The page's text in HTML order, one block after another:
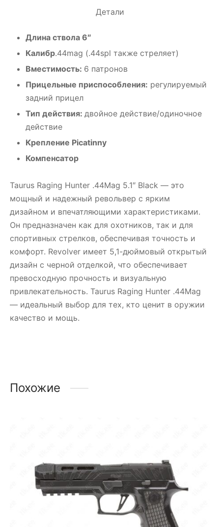
Детали
Длина ствола 6″
Калибр.44mag (.44spl также стреляет)
Вместимость: 6 патронов
Прицельные приспособления: регулируемый
задний прицел
Тип действия: двойное действие/одиночное
действие
Крепление Picatinny
Компенсатор
Taurus Raging Hunter .44Mag 5.1″ Black — это
мощный и надежный револьвер с ярким
дизайном и впечатляющими характеристиками.
Он предназначен как для охотников, так и для
спортивных стрелков, обеспечивая точность и
комфорт. Revolver имеет 5,1-дюймовый открытый
дизайн с черной отделкой, что обеспечивает
превосходную прочность и визуальную
привлекательность. Taurus Raging Hunter .44Mag
— идеальный выбор для тех, кто ценит в оружии
качество и мощь.
Похожие